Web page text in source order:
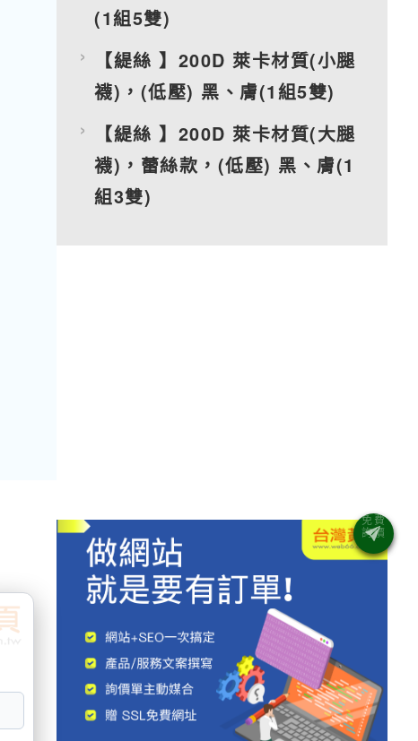
(1組5雙)
【緹絲 】200D 萊卡材質(小腿
襪)，(低壓) 黑、膚(1組5雙)
【緹絲 】200D 萊卡材質(大腿
襪)，蕾絲款，(低壓) 黑、膚(1
組3雙)